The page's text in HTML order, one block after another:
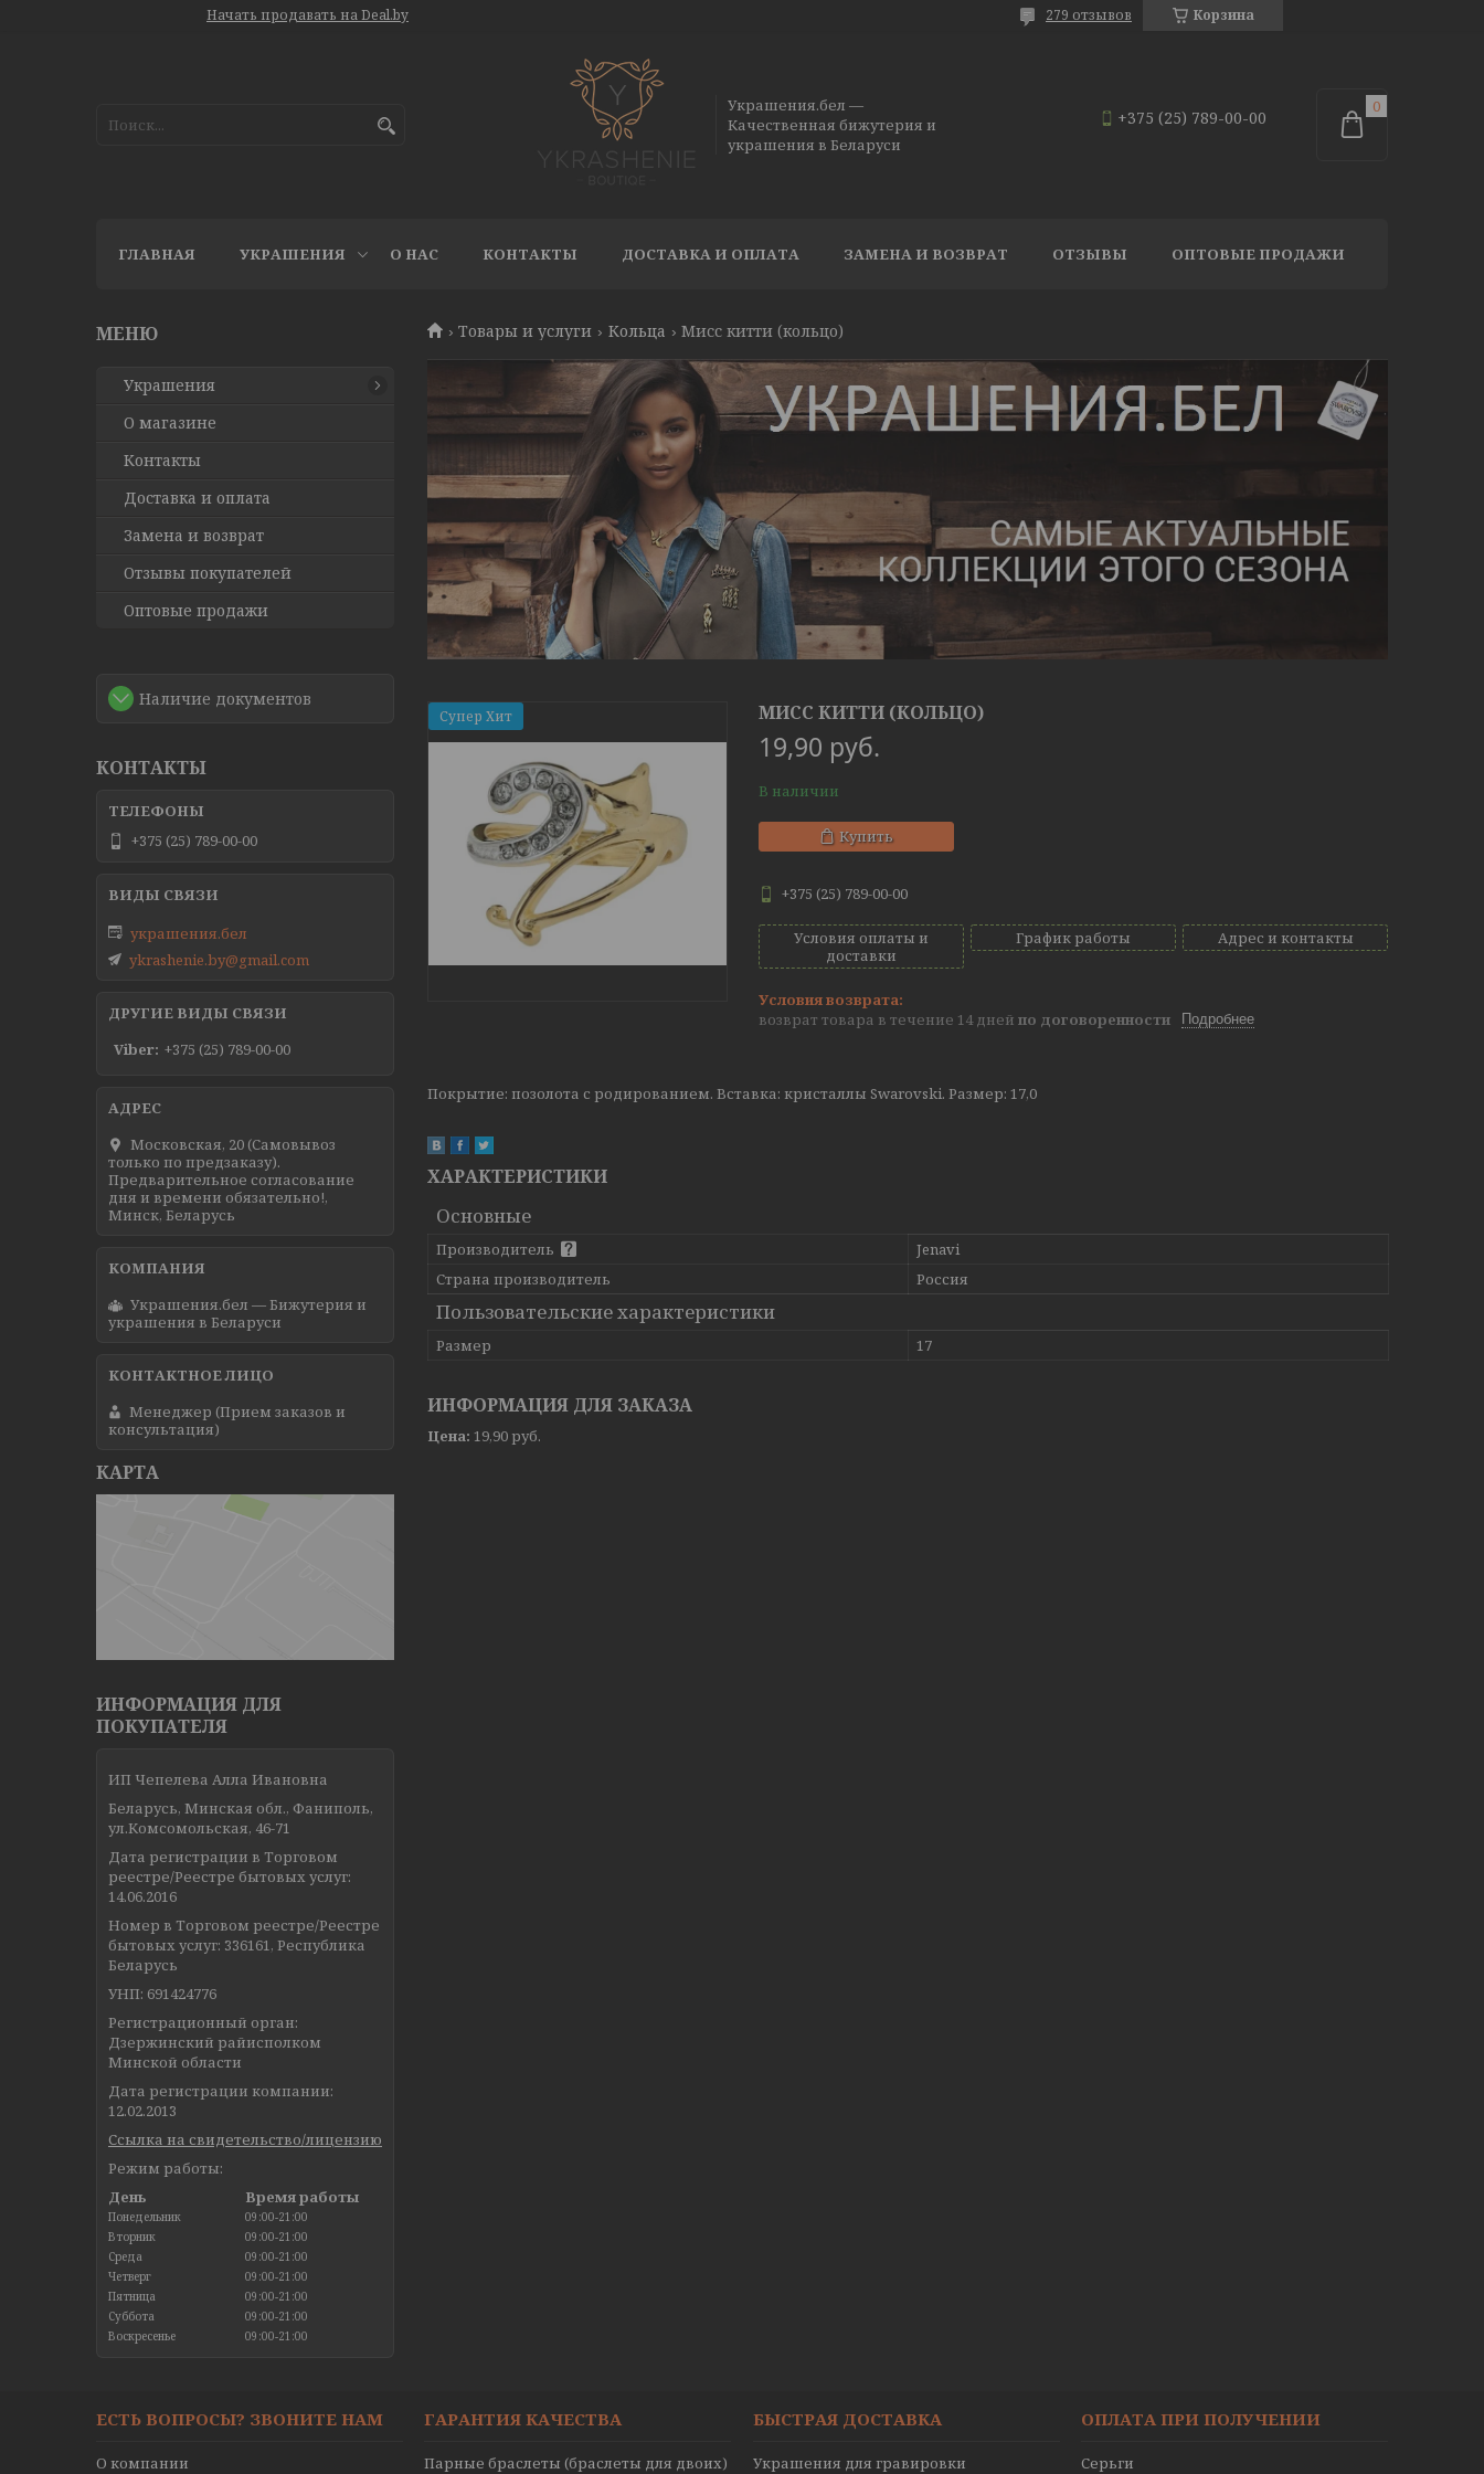
Начать продавать на Deal.by Корзина
279 отзывов
Украшения.бел —
Качественная бижутерия и
украшения в Беларуси
+375 (25) 789-00-00
ГЛАВНАЯ УКРАШЕНИЯ О НАС КОНТАКТЫ ДОСТАВКА И ОПЛАТА ЗАМЕНА И ВОЗВРАТ ОТЗЫВЫ ОПТОВЫЕ ПРОДАЖИ
Товары и услуги Кольца Мисс китти (кольцо)
Супер Хит МИСС КИТТИ (КОЛЬЦО)
19,90 руб.
В наличии
Купить
+375 (25) 789-00-00
Условия оплаты и
доставки
График работы Адрес и контакты
возврат товара в течение 14 дней по договоренности Подробнее
Покрытие: позолота с родированием. Вставка: кристаллы Swarovski. Размер: 17,0
ХАРАКТЕРИСТИКИ
Основные
Производитель
Jenavi
Страна производитель
Россия
Пользовательские характеристики
Размер 17
ИНФОРМАЦИЯ ДЛЯ ЗАКАЗА
Цена: 19,90 руб.
Украшения
О магазине
Контакты
Доставка и оплата
Замена и возврат
Отзывы покупателей
Оптовые продажи
Наличие документов
КОНТАКТЫ
+375 (25) 789-00-00
украшения.бел
ykrashenie.by@gmail.com
ДРУГИЕ ВИДЫ СВЯЗИ
Viber +375 (25) 789-00-00
Московская, 20 (Самовывоз
только по предзаказу).
Предварительное согласование
дня и времени обязательно!,
Минск, Беларусь
Украшения.бел — Бижутерия и
украшения в Беларуси
Менеджер (Прием заказов и
консультация)
КАРТА
ИНФОРМАЦИЯ ДЛЯ
ПОКУПАТЕЛЯ
ИП Чепелева Алла Ивановна
Беларусь, Минская обл., Фаниполь,
ул.Комсомольская, 46-71
Дата регистрации в Торговом
реестре/Реестре бытовых услуг:
14.06.2016
Номер в Торговом реестре/Реестре
бытовых услуг: 336161, Республика
Беларусь
УНП: 691424776
Регистрационный орган:
Дзержинский райисполком
Минской области
Дата регистрации компании:
12.02.2013
Ссылка на свидетельство/лицензию
Режим работы:
День
Время работы
Понедельник
09:00-21:00
Вторник
09:00-21:00
Среда
09:00-21:00
Четверг
09:00-21:00
Пятница
09:00-21:00
Суббота
09:00-21:00
Воскресенье
09:00-21:00
ЕСТЬ ВОПРОСЫ? ЗВОНИТЕ НАМ
О компании
ГАРАНТИЯ КАЧЕСТВА
Парные браслеты (браслеты для двоих)
БЫСТРАЯ ДОСТАВКА
Украшения для гравировки
ОПЛАТА ПРИ ПОЛУЧЕНИИ
Серьги